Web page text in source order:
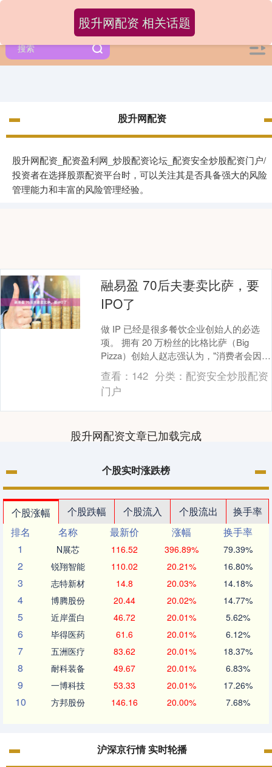
股升网配资
股升网配资_配资盈利网_炒股配资论坛_配资安全炒股配资门户/
投资者在选择股票配资平台时，可以关注其是否具备强大的风险
管理能力和丰富的风险管理经验。
股升网配资 相关话题
融易盈 70后夫妻卖比萨，要
IPO了
做 IP 已经是很多餐饮企业创始人的必选
项。 拥有 20 万粉丝的比格比萨（Big
Pizza）创始人赵志强认为，"消费者会因为
喜欢一个老板而爱上一个品牌。" ....
查看： 142 分类： 配资安全炒股配资
门户
股升网配资文章已加载完成
个股实时涨跌榜
个股涨幅 个股跌幅 个股流入 个股流出
换手率
排名
名称 最新价 涨幅
换手率
1
N展芯 116.52 396.89% 79.39%
2 锐翔智能 110.02 20.21% 16.80%
3 志特新材 14.8 20.03% 14.18%
4 博腾股份 20.44 20.02% 14.77%
5 近岸蛋白 46.72 20.01% 5.62%
6 毕得医药 61.6 20.01% 6.12%
7 五洲医疗 83.62 20.01% 18.37%
8 耐科装备 49.67 20.01% 6.83%
9 一博科技 53.33 20.01% 17.26%
10 方邦股份 146.16 20.00% 7.68%
沪深京行情 实时轮播